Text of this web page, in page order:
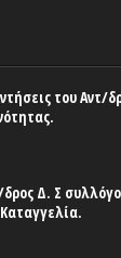
του Αντ/
Δ. Σ